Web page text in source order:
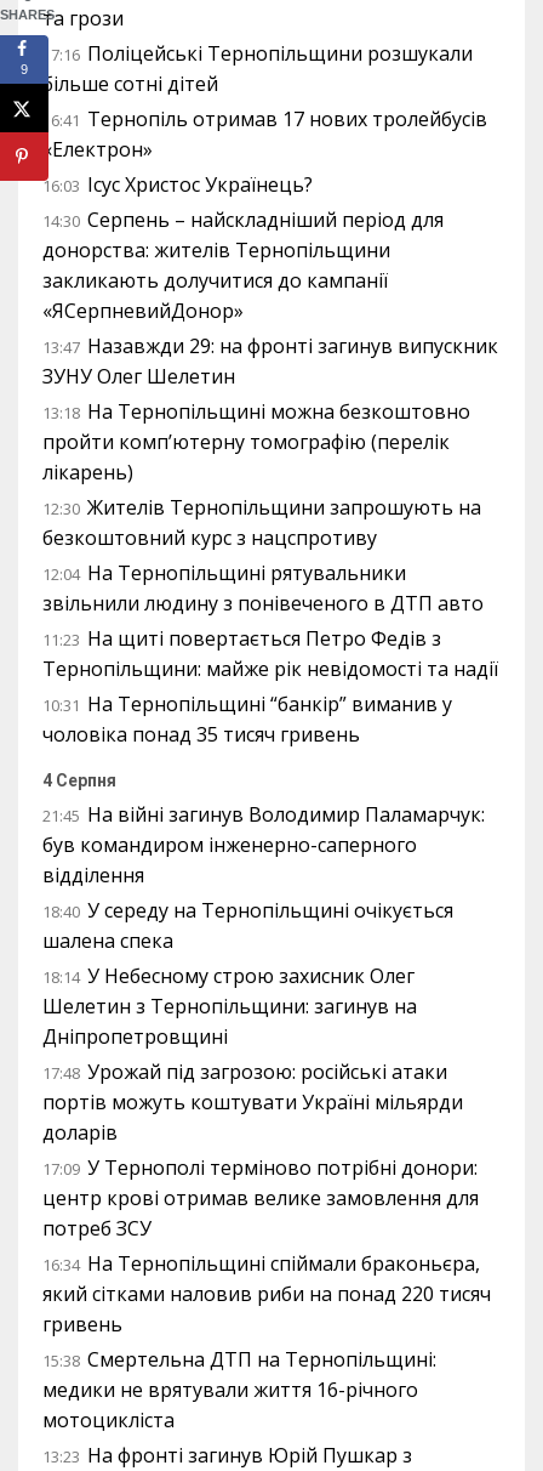
та грози
17:16 Поліцейські Тернопільщини розшукали
більше сотні дітей
16:41 Тернопіль отримав 17 нових тролейбусів
«Електрон»
16:03 Ісус Христос Українець?
14:30 Серпень – найскладніший період для
донорства: жителів Тернопільщини
закликають долучитися до кампанії
«ЯСерпневийДонор»
13:47 Назавжди 29: на фронті загинув випускник
ЗУНУ Олег Шелетин
13:18 На Тернопільщині можна безкоштовно
пройти комп’ютерну томографію (перелік
лікарень)
12:30 Жителів Тернопільщини запрошують на
безкоштовний курс з нацспротиву
12:04 На Тернопільщині рятувальники
звільнили людину з понівеченого в ДТП авто
11:23 На щиті повертається Петро Федів з
Тернопільщини: майже рік невідомості та надії
10:31 На Тернопільщині “банкір” виманив у
чоловіка понад 35 тисяч гривень
4 Серпня
21:45 На війні загинув Володимир Паламарчук:
був командиром інженерно-саперного
відділення
18:40 У середу на Тернопільщині очікується
шалена спека
18:14 У Небесному строю захисник Олег
Шелетин з Тернопільщини: загинув на
Дніпропетровщині
17:48 Урожай під загрозою: російські атаки
портів можуть коштувати Україні мільярди
доларів
17:09 У Тернополі терміново потрібні донори:
центр крові отримав велике замовлення для
потреб ЗСУ
16:34 На Тернопільщині спіймали браконьєра,
який сітками наловив риби на понад 220 тисяч
гривень
15:38 Смертельна ДТП на Тернопільщині:
медики не врятували життя 16-річного
мотоцикліста
13:23 На фронті загинув Юрій Пушкар з
SHARES
9